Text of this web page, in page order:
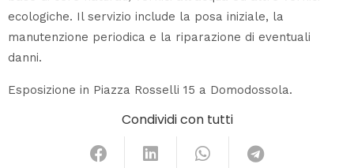
ecologiche. Il servizio include la posa iniziale, la
manutenzione periodica e la riparazione di eventuali
danni.
Esposizione in Piazza Rosselli 15 a Domodossola.
Condividi con tutti